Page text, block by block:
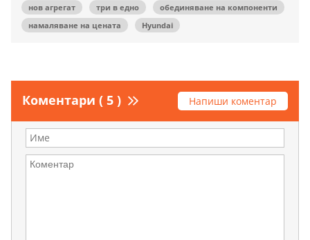
нов агрегат
три в едно
обединяване на компоненти
намаляване на цената
Hyundai
Коментари ( 5 ) Напиши коментар